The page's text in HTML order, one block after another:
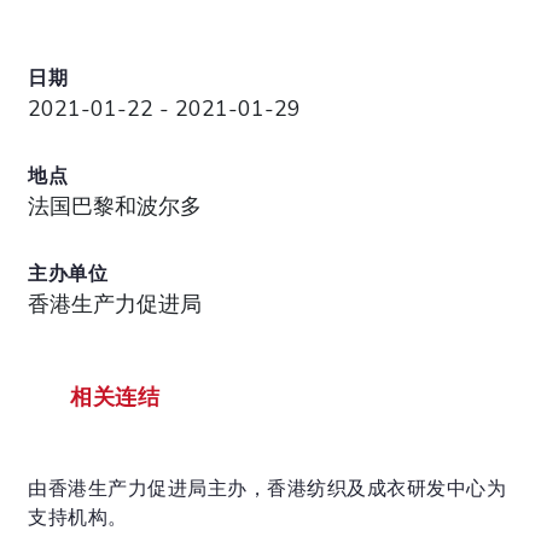
日期
2021-01-22 - 2021-01-29
地点
法国巴黎和波尔多
主办单位
香港生产力促进局
相关连结
由香港生产力促进局主办，香港纺织及成衣研发中心为
支持机构。